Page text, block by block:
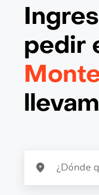
pedir